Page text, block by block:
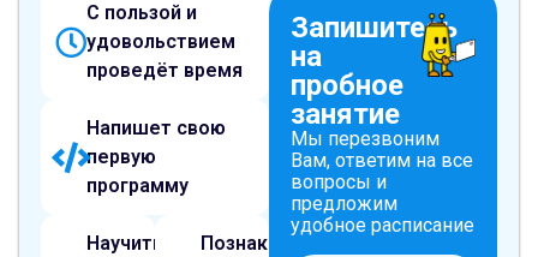
С пользой и
удовольствием
проведёт время
Напишет свою
первую
программу
Научиться
Познакомится
Запишитесь
на
пробное
занятие
Мы перезвоним
Вам, ответим на все
вопросы и
предложим
удобное расписание